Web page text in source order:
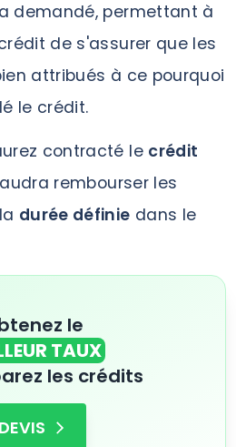
demandé, permettant à
de s'assurer que les
attribués à ce pourquoi
le crédit.
contracté le crédit
rembourser les
durée définie dans le
le
TAUX
les crédits
DEVIS